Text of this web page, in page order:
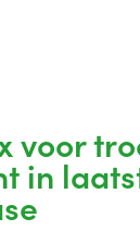
voor
in